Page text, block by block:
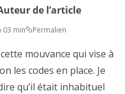
de l’article
03 min Permalien
mouvance qui vise à
les codes en place. Je
qu’il était inhabituel